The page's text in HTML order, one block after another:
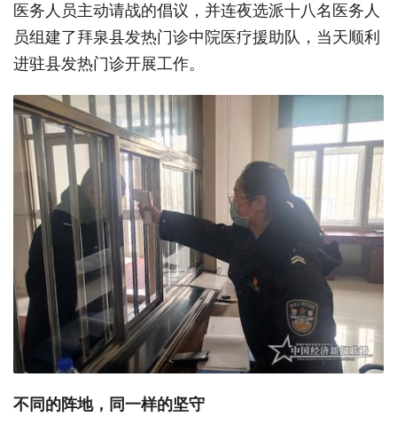
医务人员主动请战的倡议，并连夜选派十八名医务人
员组建了拜泉县发热门诊中院医疗援助队，当天顺利
进驻县发热门诊开展工作。
不同的阵地，同一样的坚守